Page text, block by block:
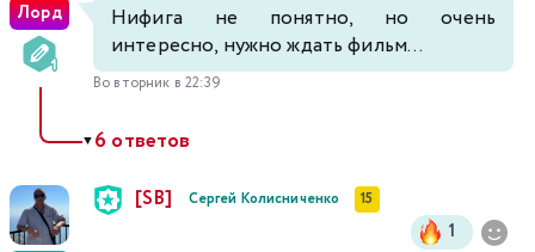
Лорд
Нифига не понятно, но очень
интересно, нужно ждать фильм...
Во вторник в 22:39
▼6 ответов
[SB] Сергей Колисниченко 15
1